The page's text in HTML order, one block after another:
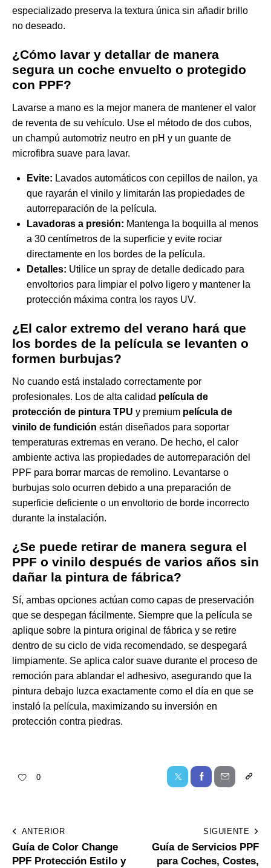
especializado preserva la textura única sin añadir brillo
no deseado.
¿Cómo lavar y detallar de manera
segura un coche envuelto o protegido
con PPF?
Lavarse a mano es la mejor manera de mantener el valor
de reventa de su vehículo. Use el método de dos cubos,
un champú automotriz neutro en pH y un guante de
microfibra suave para lavar.
Evite: Lavados automáticos con cepillos de nailon, ya
que rayarán el vinilo y limitarán las propiedades de
autorreparación de la película.
Lavadoras a presión: Mantenga la boquilla al menos
a 30 centímetros de la superficie y evite rociar
directamente en los bordes de la película.
Detalles: Utilice un spray de detalle dedicado para
envoltorios para limpiar el polvo ligero y mantener la
protección máxima contra los rayos UV.
¿El calor extremo del verano hará que
los bordes de la película se levanten o
formen burbujas?
No cuando está instalado correctamente por
profesionales. Los de alta calidad película de
protección de pintura TPU y premium película de
vinilo de fundición están diseñados para soportar
temperaturas extremas en verano. De hecho, el calor
ambiente activa las propiedades de autorreparación del
PPF para borrar marcas de remolino. Levantarse o
burbujas solo ocurren debido a una preparación de
superficie deficiente o un envoltorio de borde incorrecto
durante la instalación.
¿Se puede retirar de manera segura el
PPF o vinilo después de varios años sin
dañar la pintura de fábrica?
Sí, ambas opciones actúan como capas de preservación
que se despegan fácilmente. Siempre que la película se
aplique sobre la pintura original de fábrica y se retire
dentro de su ciclo de vida recomendado, se despegará
limpiamente. Se aplica calor suave durante el proceso de
remoción para ablandar el adhesivo, asegurando que la
pintura debajo luzca exactamente como el día en que se
instaló la película, maximizando su inversión en
protección contra piedras.
0
ANTERIOR
Guía de Color Change
PPF Protección Estilo y
SIGUIENTE
Guía de Servicios PPF
para Coches, Costes,